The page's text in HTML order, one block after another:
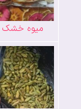
میوه خشک